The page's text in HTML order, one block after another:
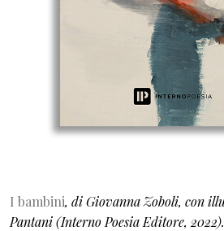
I bambini, di Giovanna Zoboli, con
Pantani (Interno Poesia Editore, 2022).